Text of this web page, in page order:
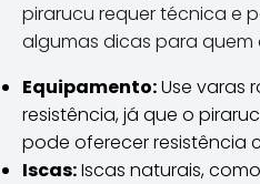
pirarucu requer técnica e
algumas dicas para quem
Equipamento:Use varas
resistência, já que o
pode oferecer resistência
Iscas:Iscas naturais,